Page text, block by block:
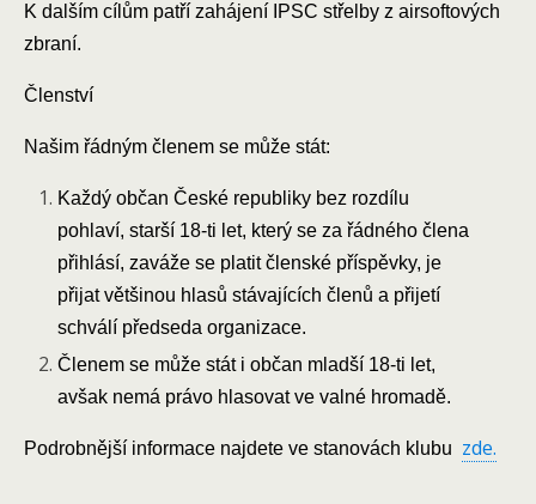
K dalším cílům patří zahájení IPSC střelby z airsoftových
zbraní.
Členství
Našim řádným členem se může stát:
Každý občan České republiky bez rozdílu
pohlaví, starší 18-ti let, který se za řádného člena
přihlásí, zaváže se platit členské příspěvky, je
přijat většinou hlasů stávajících členů a přijetí
schválí předseda organizace.
Členem se může stát i občan mladší 18-ti let,
avšak nemá právo hlasovat ve valné hromadě.
Podrobnější informace najdete ve stanovách klubu zde.